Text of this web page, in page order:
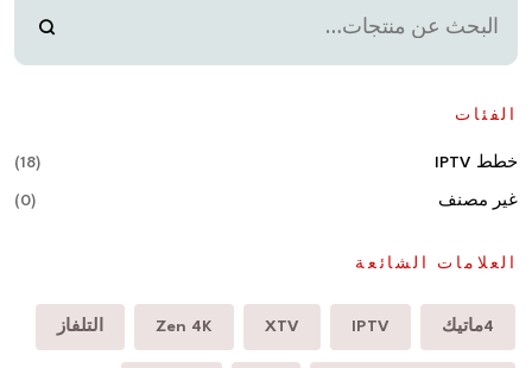
الفئات
خطط IPTV (18)
غير مصنف (0)
العلامات الشائعة
4ماتيك IPTV
XTV
Zen 4K التلفاز